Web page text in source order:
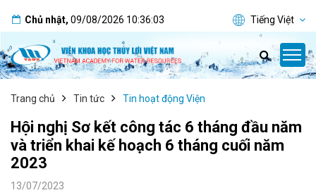
Chủ nhật, 09/08/2026 10:36:04 Tiếng Việt
Trang chủ Tin tức Tin hoạt động Viện
Hội nghị Sơ kết công tác 6 tháng đầu năm
và triển khai kế hoạch 6 tháng cuối năm
2023
13/07/2023